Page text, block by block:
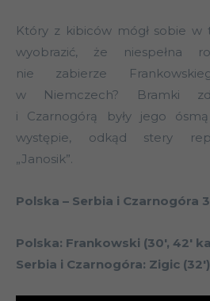
Który z kibiców mógł sobie
wyobrazić, że niespełna
nie zabierze
w Niemczech? Bramki
i Czarnogórą były jego
występie, odkąd stery
„Janosik”.
Polska – Serbia i Czarnogóra
Polska: Frankowski (30′, 42′
Serbia i Czarnogóra: Zigic